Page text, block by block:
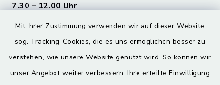
Mit Ihrer Zustimmung verwenden wir auf dieser Website
sog. Tracking-Cookies, die es uns ermöglichen besser zu
verstehen, wie unsere Website genutzt wird. So können wir
unser Angebot weiter verbessern. Ihre erteilte Einwilligung
7.30 – 12.00 Uhr
Donnerstag
7.30 – 12.00 Uhr
13.00 – 17.30 Uhr